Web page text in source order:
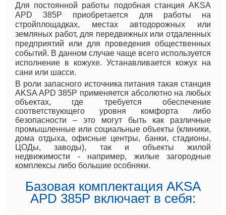
Для постоянной работы подобная станция AKSA
APD 385P приобретается для работы на
стройплощадках, местах автодорожных или
земляных работ, для передвижных или отдаленных
предприятий или для проведения общественных
событий. В данном случае чаще всего используется
исполнение в кожухе. Устанавливается кожух на
сани или шасси.
В роли запасного источника питания такая станция
AKSA APD 385P применяется абсолютно на любых
объектах, где требуется обеспечение
соответствующего уровня комфорта либо
безопасности – это могут быть как различные
промышленные или социальные объекты (клиники,
дома отдыха, офисные центры, банки, стадионы,
ЦОДы, заводы), так и объекты жилой
недвижимости - например, жилые загородные
комплексы либо большие особняки.
Базовая комплектация AKSA
APD 385P включает в себя: